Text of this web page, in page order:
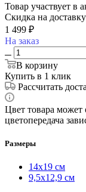
Товар участвует в
Скидка на доставку
1 499 ₽
На заказ
В корзину
Купить в 1 клик
Рассчитать
Цвет товара может
цветопередача
Размеры
14х19 см
9,5х12,9 см